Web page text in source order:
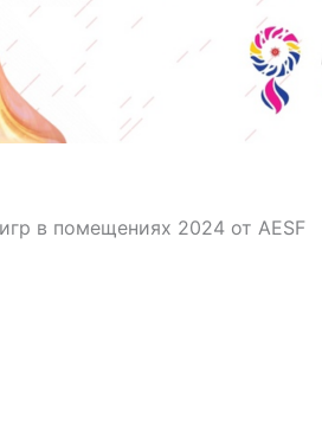
в помещениях 2024 от AESF